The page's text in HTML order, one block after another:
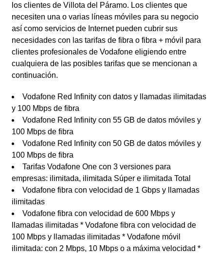
los clientes de Villota del Páramo. Los clientes que
necesiten una o varias líneas móviles para su negocio
así como servicios de Internet pueden cubrir sus
necesidades con las tarifas de fibra o fibra + móvil para
clientes profesionales de Vodafone eligiendo entre
cualquiera de las posibles tarifas que se mencionan a
continuación.
Vodafone Red Infinity con datos y llamadas ilimitadas
y 100 Mbps de fibra
Vodafone Red Infinity con 55 GB de datos móviles y
100 Mbps de fibra
Vodafone Red Infinity con 50 GB de datos móviles y
100 Mbps de fibra
Tarifas Vodafone One con 3 versiones para
empresas: ilimitada, ilimitada Súper e ilimitada Total
Vodafone fibra con velocidad de 1 Gbps y llamadas
ilimitadas
Vodafone fibra con velocidad de 600 Mbps y
llamadas ilimitadas * Vodafone fibra con velocidad de
100 Mbps y llamadas ilimitadas * Vodafone móvil
ilimitada: con 2 Mbps, 10 Mbps o a máxima velocidad *